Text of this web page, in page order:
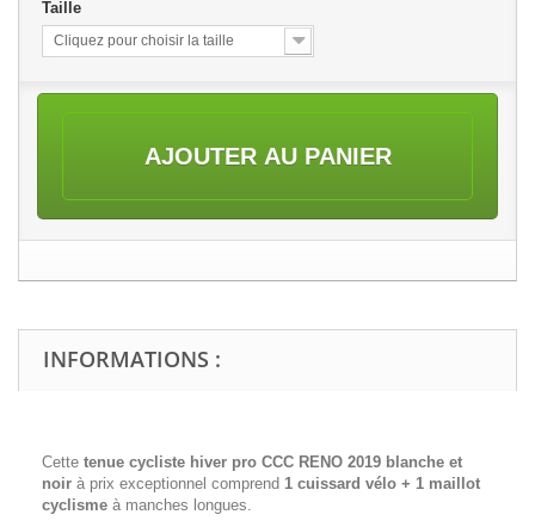
Taille
Cliquez pour choisir la taille
AJOUTER AU PANIER
INFORMATIONS :
Cette tenue cycliste hiver pro CCC RENO 2019 blanche et
noir à prix exceptionnel comprend 1 cuissard vélo + 1 maillot
cyclisme à manches longues.